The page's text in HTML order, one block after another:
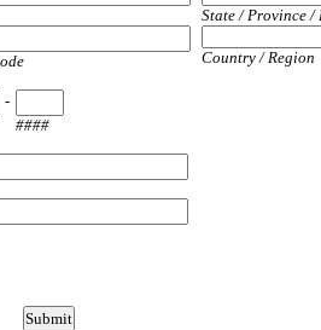
State / Province /
Country / Region
-
####